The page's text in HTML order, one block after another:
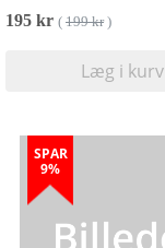
195 kr ( 199 kr)
Læg i kurv
SPAR
9%